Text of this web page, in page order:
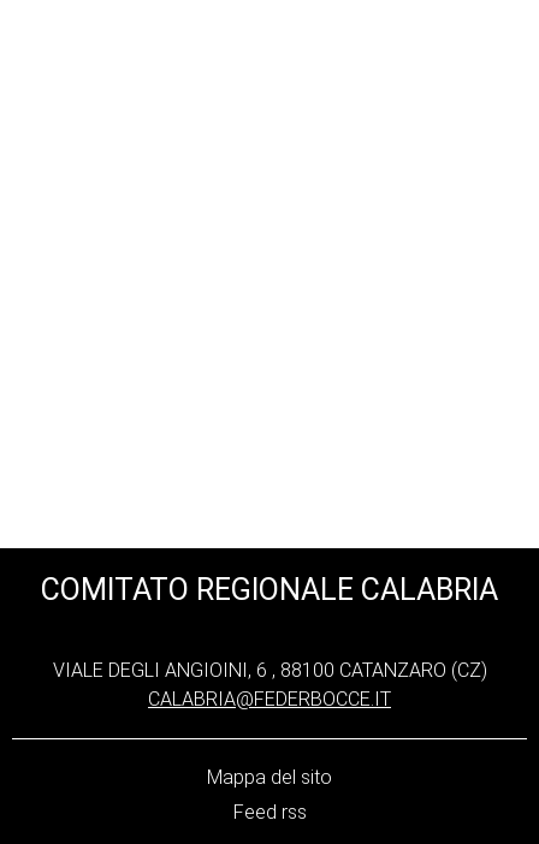
COMITATO REGIONALE CALABRIA
VIALE DEGLI ANGIOINI, 6 , 88100 CATANZARO (CZ)
CALABRIA@FEDERBOCCE.IT
Mappa del sito
Feed rss